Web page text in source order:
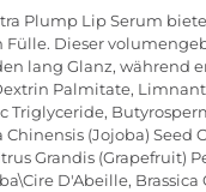
Plump Lip Serum
Dieser
lang Glanz,
Palmitate,
Triglyceride,
Chinensis (Jojoba)
Grandis (Grapefruit)
D'Abeille,